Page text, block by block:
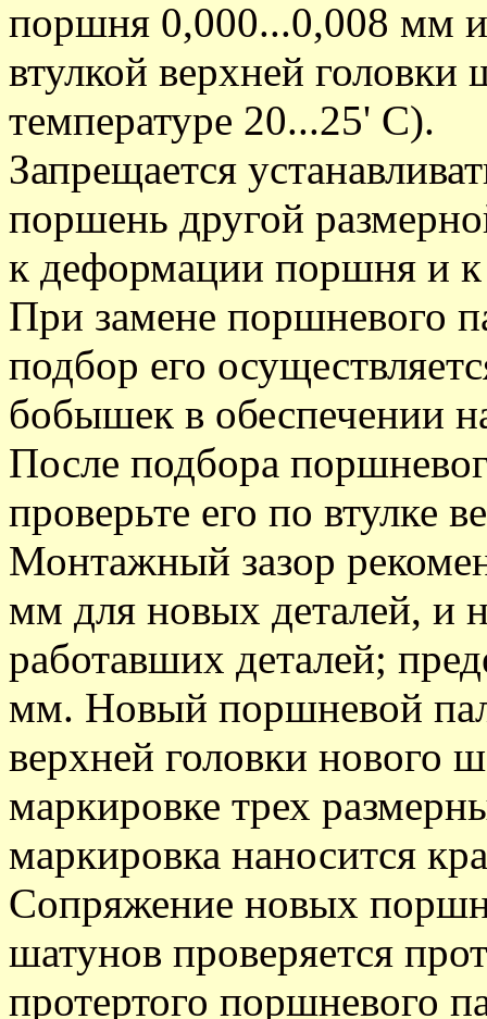
поршня 0,000...0,008 мм
втулкой верхней
температуре 20...25' С).
Запрещается
поршень другой
к деформации поршня и к
При замене поршневого
подбор его
бобышек в обеспечении
После подбора
проверьте его по втулке
Монтажный зазор
мм для новых деталей, и
работавших деталей;
мм. Новый поршневой
верхней головки нового
маркировке трех
маркировка наносится
Сопряжение новых
шатунов проверяется
протертого поршневого